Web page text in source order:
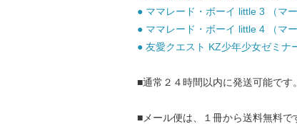
● ママレード・ボーイ little 3 （マ
● ママレード・ボーイ little 4 （マ
● 友愛クエスト KZ少年少女ゼミナ
■通常２４時間以内に発送可能です。
■メール便は、１冊から送料無料で